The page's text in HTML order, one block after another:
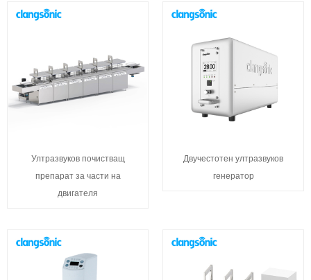
Ултразвуков почистващ
препарат за части на
двигателя
Двучестотен ултразвуков
генератор